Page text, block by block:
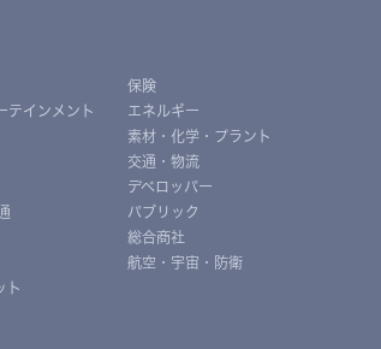
テインメント
ト
保険
エネルギー
素材・化学・プラント
交通・物流
デベロッパー
パブリック
総合商社
航空・宇宙・防衛